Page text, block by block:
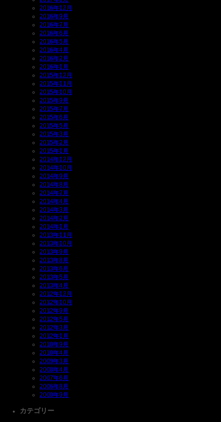
2016年12月
2016年9月
2016年7月
2016年6月
2016年5月
2016年4月
2016年2月
2016年1月
2015年12月
2015年11月
2015年10月
2015年9月
2015年7月
2015年6月
2015年5月
2015年3月
2015年2月
2015年1月
2014年12月
2014年10月
2014年9月
2014年8月
2014年7月
2014年4月
2014年3月
2014年2月
2014年1月
2013年11月
2013年10月
2013年9月
2013年8月
2013年6月
2013年5月
2013年4月
2012年12月
2012年10月
2012年9月
2012年5月
2012年3月
2012年1月
2010年9月
2010年4月
2009年3月
2008年4月
2007年6月
2006年8月
2000年9月
カテゴリー